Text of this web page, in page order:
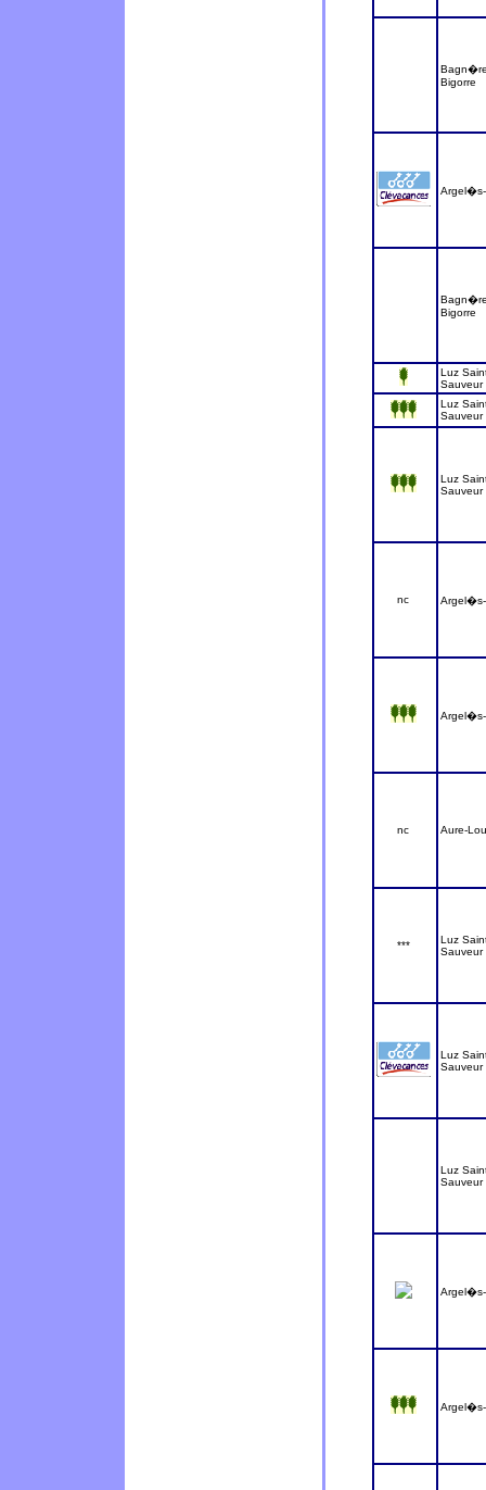
Bigorre
Bigorre
Luz
Sauveur
Luz
Sauveur
Luz
Sauveur
nc
nc Aure-
***
Luz
Sauveur
Luz
Sauveur
Luz
Sauveur